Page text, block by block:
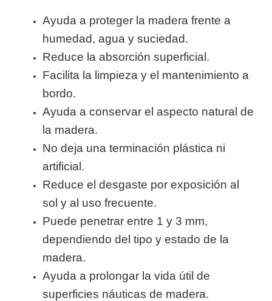
Ayuda a proteger la madera frente a
humedad, agua y suciedad.
Reduce la absorción superficial.
Facilita la limpieza y el mantenimiento a
bordo.
Ayuda a conservar el aspecto natural de
la madera.
No deja una terminación plástica ni
artificial.
Reduce el desgaste por exposición al
sol y al uso frecuente.
Puede penetrar entre 1 y 3 mm,
dependiendo del tipo y estado de la
madera.
Ayuda a prolongar la vida útil de
superficies náuticas de madera.